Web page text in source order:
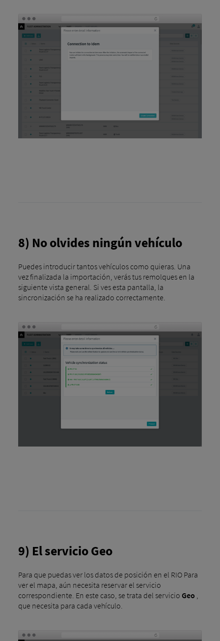
8) No olvides ningún vehículo
Puedes introducir tantos vehículos como quieras. Una
vez finalizada la importación, verás tus remolques en la
siguiente vista general. Si ves esta pantalla, la
sincronización se ha realizado correctamente.
9) El servicio Geo
Para que puedas ver los datos de posición en el RIO Para
ver el mapa, aún necesita reservar el servicio
correspondiente. En este caso, se trata del servicio Geo
que necesita para cada vehículo.